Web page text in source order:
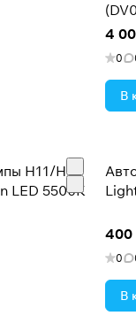
4
0
В
H11/H9
LED 5500K
400
0
В